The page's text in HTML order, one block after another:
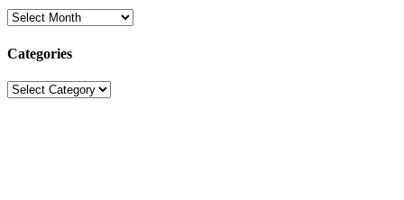
Archives
Categories
Categories